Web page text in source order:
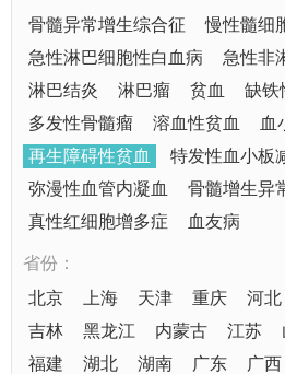
骨髓异常增生综合征
慢性髓细
急性淋巴细胞性白血病
急性非
淋巴结炎
淋巴瘤 贫血 缺铁
多发性骨髓瘤
溶血性贫血
血
再生障碍性贫血
特发性血小板
弥漫性血管内凝血
骨髓增生异
真性红细胞增多症
血友病
省份：
北京
上海 天津 重庆 河北
吉林
黑龙江 内蒙古 江苏
福建
湖北 湖南 广东 广西